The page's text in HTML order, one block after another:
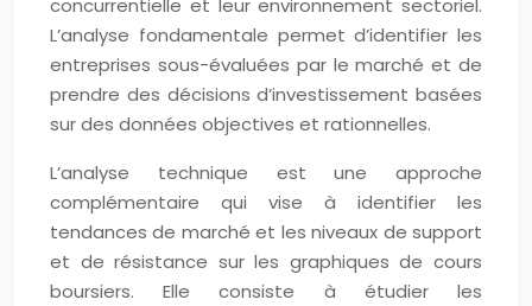
concurrentielle et leur environnement sectoriel.
L’analyse fondamentale permet d’identifier les
entreprises sous-évaluées par le marché et de
prendre des décisions d’investissement basées
sur des données objectives et rationnelles.
L’analyse technique est une approche
complémentaire qui vise à identifier les
tendances de marché et les niveaux de support
et de résistance sur les graphiques de cours
boursiers. Elle consiste à étudier les